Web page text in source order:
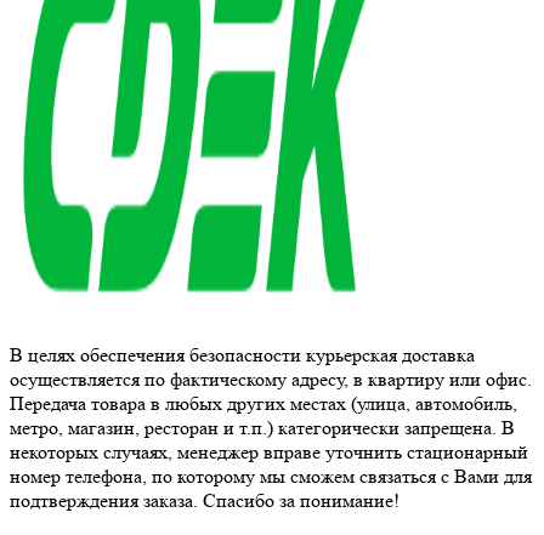
В целях обеспечения безопасности курьерская доставка
осуществляется по фактическому адресу, в квартиру или офис.
Передача товара в любых других местах (улица, автомобиль,
метро, магазин, ресторан и т.п.) категорически запрещена. В
некоторых случаях, менеджер вправе уточнить стационарный
номер телефона, по которому мы сможем связаться с Вами для
подтверждения заказа. Спасибо за понимание!